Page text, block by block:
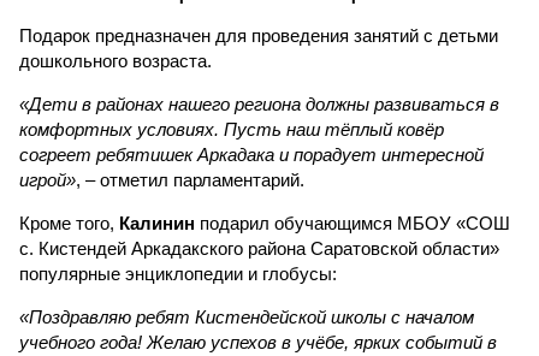
Подарок предназначен для проведения занятий с детьми
дошкольного возраста.
«Дети в районах нашего региона должны развиваться в
комфортных условиях. Пусть наш тёплый ковёр
согреет ребятишек Аркадака и порадует интересной
игрой», – отметил парламентарий.
Кроме того, Калинин подарил обучающимся МБОУ «СОШ
с. Кистендей Аркадакского района Саратовской области»
популярные энциклопедии и глобусы:
«Поздравляю ребят Кистендейской школы с началом
учебного года! Желаю успехов в учёбе, ярких событий в